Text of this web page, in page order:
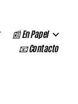
📰 En Papel
📧 Contacto